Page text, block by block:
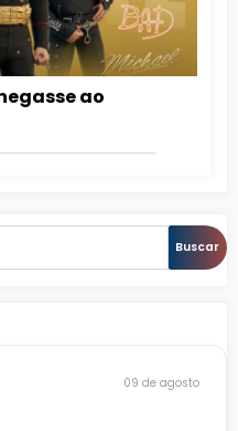
ao
Buscar
09 de agosto